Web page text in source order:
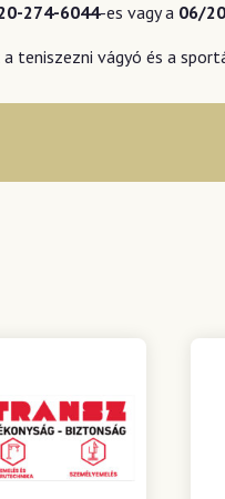
274-6044-es vagy a 06/
teniszezni vágyó és a